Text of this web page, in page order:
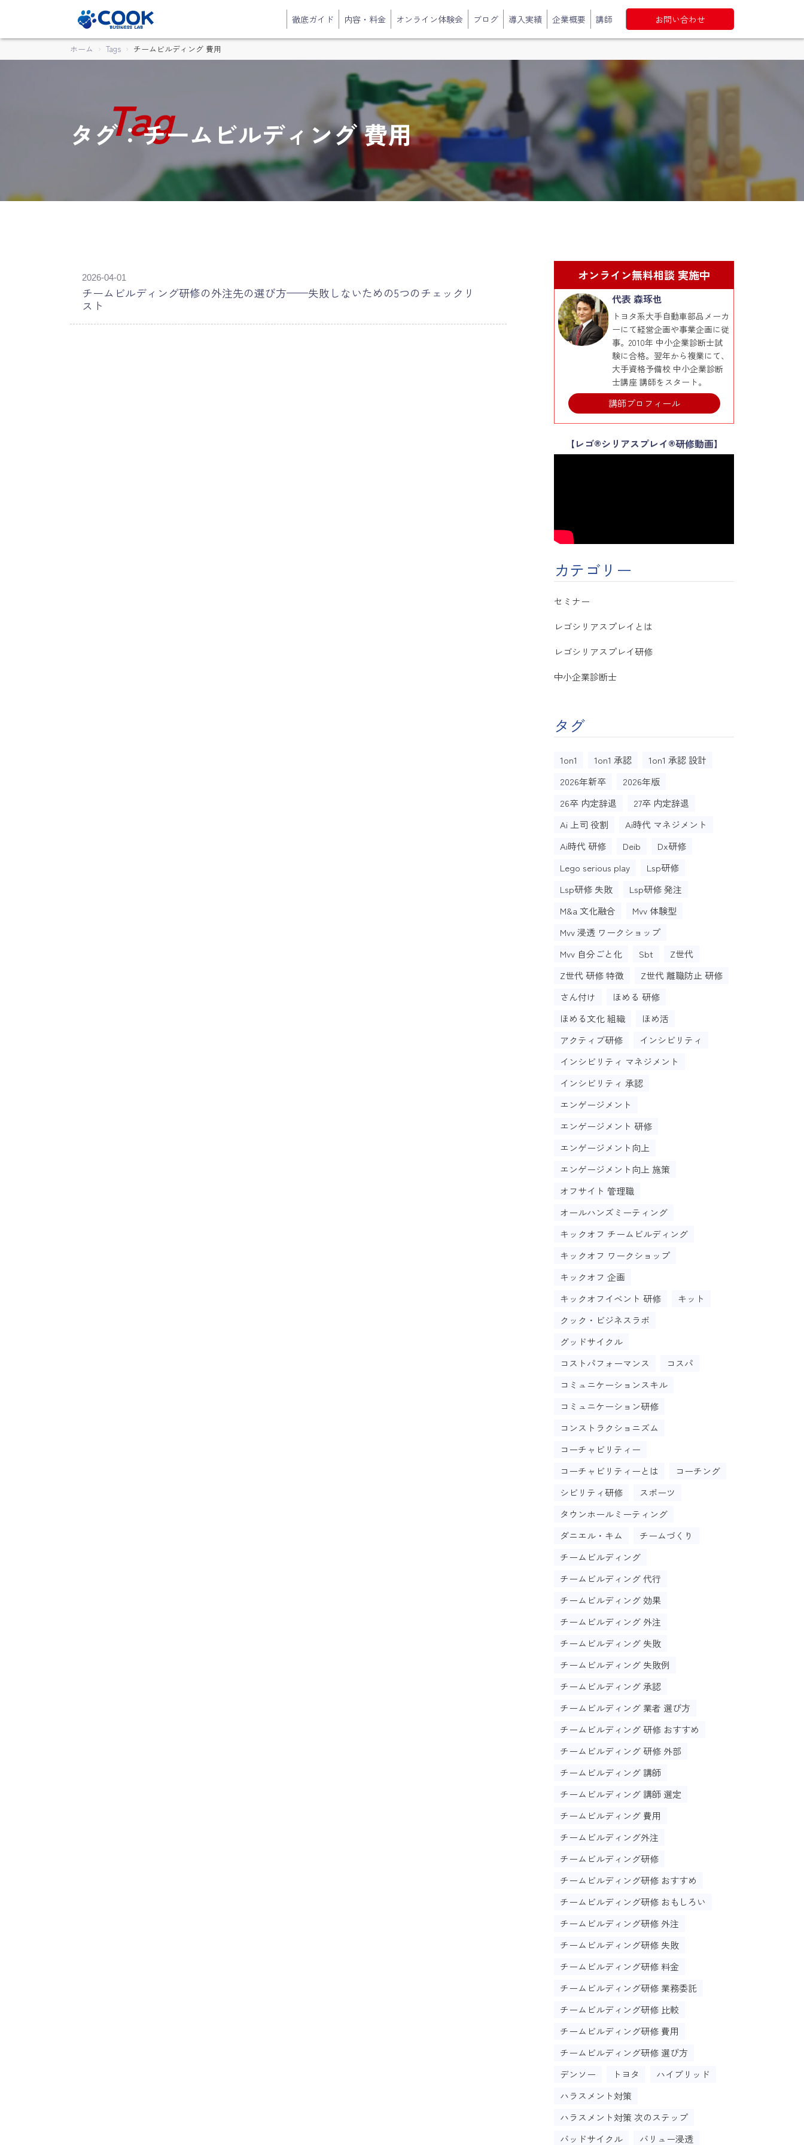
徹底ガイド 内容・料金 オンライン体験会 ブログ 導入実績 企業概要 講師 お問い合わせ
ホーム Tags チームビルディング 費用
タグ：チームビルディング 費用
2026-04-01
チームビルディング研修の外注先の選び方——失敗しないための5つのチェックリ
スト
オンライン無料相談 実施中
代表 森琢也
トヨタ系大手自動車部品メーカ
ーにて経営企画や事業企画に従
事。2010年 中小企業診断士試
験に合格。翌年から複業にて、
大手資格予備校 中小企業診断
士講座 講師をスタート。
講師プロフィール
【レゴ®シリアスプレイ®研修動画】
カテゴリー
セミナー
レゴシリアスプレイとは
レゴシリアスプレイ研修
中小企業診断士
タグ
1on1 1on1 承認
1on1 承認 設計
2026年新卒
2026年版
26卒 内定辞退
27卒 内定辞退
Ai 上司 役割
Ai時代 マネジメント
Ai時代 研修
Deib
Dx研修
Lego serious play
Lsp研修
Lsp研修 失敗
Lsp研修 発注
M&a 文化融合
Mvv 体験型
Mvv 浸透 ワークショップ
Mvv 自分ごと化
Sbt
Z世代
Z世代 研修 特徴
Z世代 離職防止 研修
さん付け
ほめる 研修
ほめる文化 組織
ほめ活
アクティブ研修
インシビリティ
インシビリティ マネジメント
インシビリティ 承認
エンゲージメント
エンゲージメント 研修
エンゲージメント向上
エンゲージメント向上 施策
オフサイト 管理職
オールハンズミーティング
キックオフ チームビルディング
キックオフ ワークショップ
キックオフ 企画
キックオフイベント 研修
キット
クック・ビジネスラボ
グッドサイクル
コストパフォーマンス
コスパ
コミュニケーションスキル
コミュニケーション研修
コンストラクショニズム
コーチャビリティー
コーチャビリティーとは
コーチング
シビリティ研修
スポーツ
タウンホールミーティング
ダニエル・キム
チームづくり
チームビルディング
チームビルディング 代行
チームビルディング 効果
チームビルディング 外注
チームビルディング 失敗
チームビルディング 失敗例
チームビルディング 承認
チームビルディング 業者 選び方
チームビルディング 研修 おすすめ
チームビルディング 研修 外部
チームビルディング 講師
チームビルディング 講師 選定
チームビルディング 費用
チームビルディング外注
チームビルディング研修
チームビルディング研修 おすすめ
チームビルディング研修 おもしろい
チームビルディング研修 外注
チームビルディング研修 失敗
チームビルディング研修 料金
チームビルディング研修 業務委託
チームビルディング研修 比較
チームビルディング研修 費用
チームビルディング研修 選び方
デンソー
トヨタ
ハイブリッド
ハラスメント対策
ハラスメント対策 次のステップ
バッドサイクル
バリュー浸透